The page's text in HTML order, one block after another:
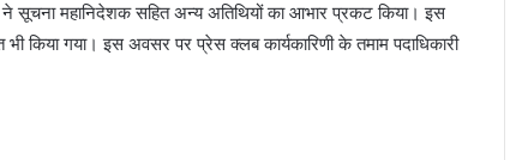
महानिदेशक सहित अन्य अतिथियों का आभार प्रकट किया। इस
किया गया। इस अवसर पर प्रेस क्लब कार्यकारिणी के तमाम पदाधिकारी